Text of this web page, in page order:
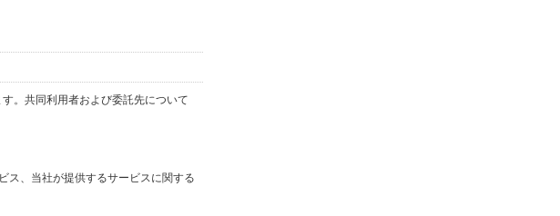
。共同利用者および委託先について
ス、当社が提供するサービスに関する